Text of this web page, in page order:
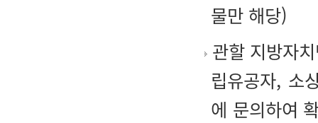
물만 해당)
관할 지방자
립유공자, 소
에 문의하여